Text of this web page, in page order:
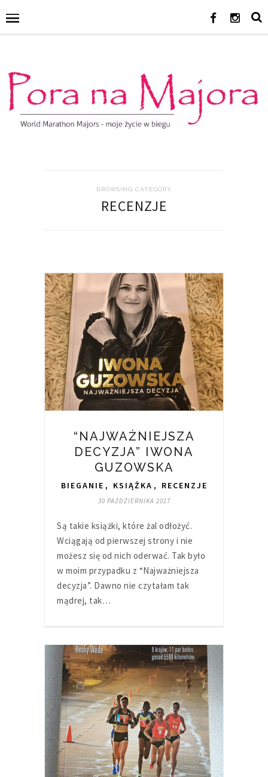
BROWSING CATEGORY
RECENZJE
“NAJWAŻNIEJSZA
DECYZJA” IWONA
GUZOWSKA
BIEGANIE , KSIĄŻKA , RECENZJE
30 PAŹDZIERNIKA 2017
Są takie książki, które żal odłożyć.
Wciągają od pierwszej strony i nie
możesz się od nich oderwać. Tak było
w moim przypadku z “Najważniejsza
decyzja”. Dawno nie czytałam tak
mądrej, tak…